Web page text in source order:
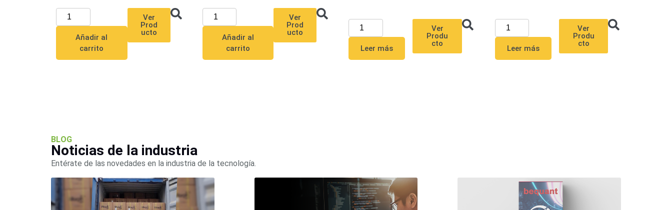
Añadir al
carrito
Ver
Prod
ucto
Añadir al
carrito
Ver
Prod
ucto
Leer más
Ver
Produ
cto
Leer más
Ver
Produ
cto
BLOG
Noticias de la industria
Entérate de las novedades en la industria de la tecnología.